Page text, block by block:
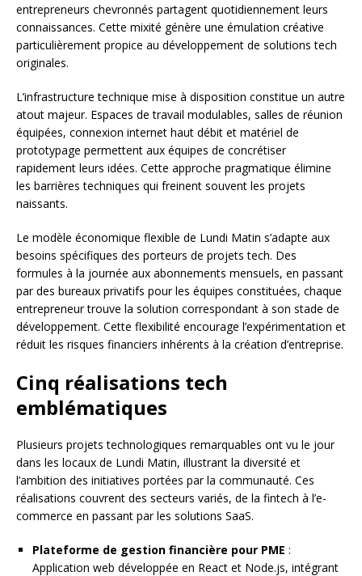
entrepreneurs chevronnés partagent quotidiennement leurs
connaissances. Cette mixité génère une émulation créative
particulièrement propice au développement de solutions tech
originales.
L’infrastructure technique mise à disposition constitue un autre
atout majeur. Espaces de travail modulables, salles de réunion
équipées, connexion internet haut débit et matériel de
prototypage permettent aux équipes de concrétiser
rapidement leurs idées. Cette approche pragmatique élimine
les barrières techniques qui freinent souvent les projets
naissants.
Le modèle économique flexible de Lundi Matin s’adapte aux
besoins spécifiques des porteurs de projets tech. Des
formules à la journée aux abonnements mensuels, en passant
par des bureaux privatifs pour les équipes constituées, chaque
entrepreneur trouve la solution correspondant à son stade de
développement. Cette flexibilité encourage l’expérimentation et
réduit les risques financiers inhérents à la création d’entreprise.
Cinq réalisations tech
emblématiques
Plusieurs projets technologiques remarquables ont vu le jour
dans les locaux de Lundi Matin, illustrant la diversité et
l’ambition des initiatives portées par la communauté. Ces
réalisations couvrent des secteurs variés, de la fintech à l’e-
commerce en passant par les solutions SaaS.
Plateforme de gestion financière pour PME :
Application web développée en React et Node.js, intégrant